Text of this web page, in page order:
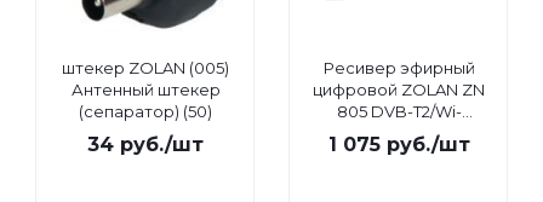
штекер ZOLAN (005)
Антенный штекер
(сепаратор) (50)
34 руб./шт
Ресивер эфирный
цифровой ZOLAN ZN
805 DVB-T2/Wi-
Fi/IPTV/MEGOGO/YouTube,
дисплей
1 075руб./шт